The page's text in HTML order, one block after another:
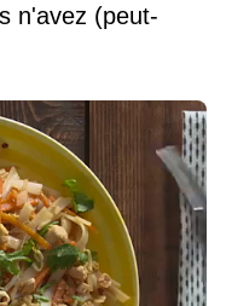
n'avez (peut-